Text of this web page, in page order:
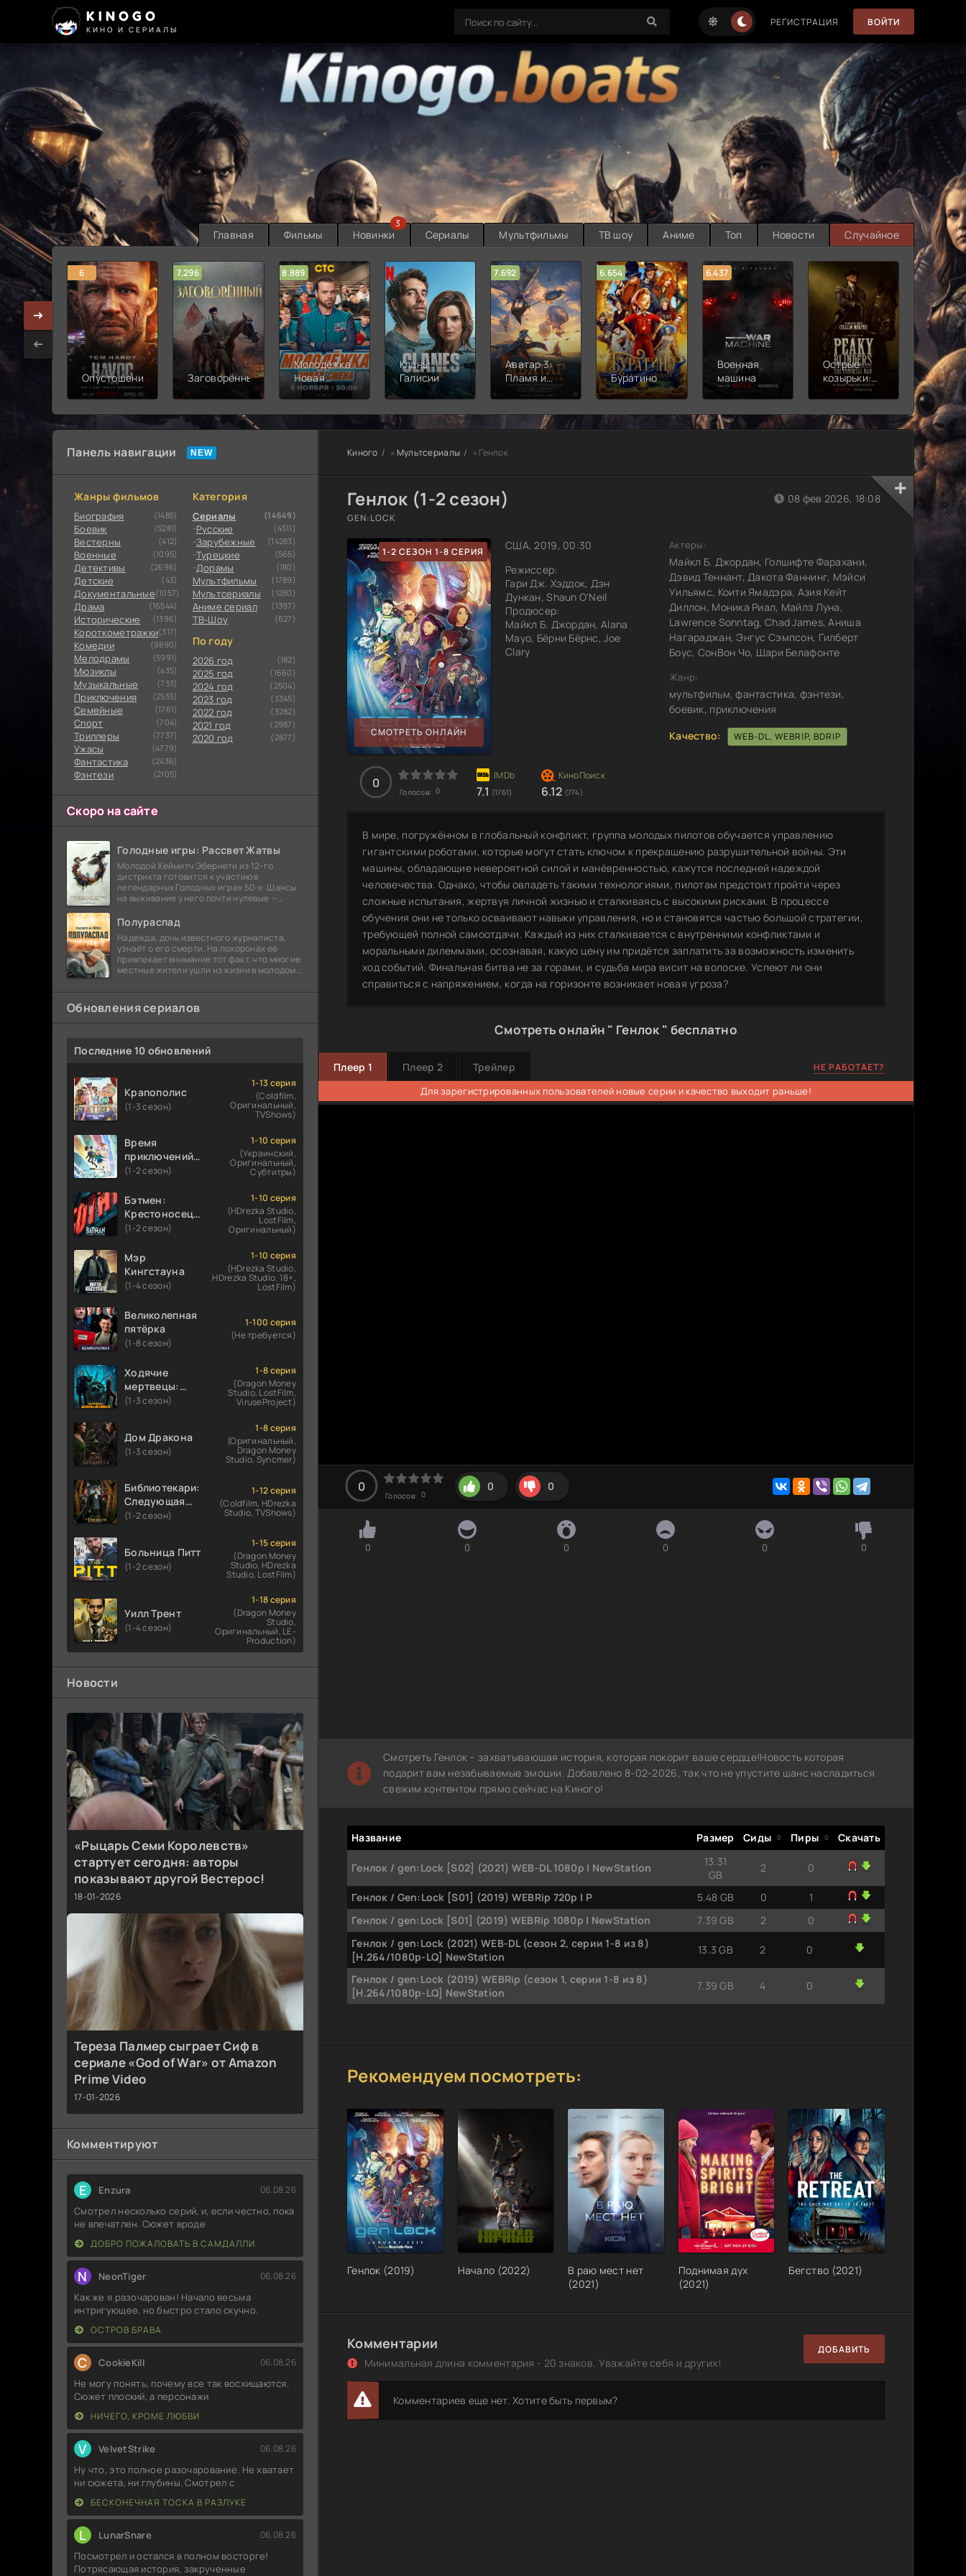
KINOGO
КИНО И СЕРИАЛЫ
РЕГИСТРАЦИЯ ВОЙТИ
Главная Фильмы Новинки
3
Сериалы Мультфильмы ТВ шоу Аниме Топ Новости Случайное
6
Опустошение
7.296
Заговорённый
8.889
Молодёжка:
Новая
смена
Кланы
Галисии
7.692
Аватар 3:
Пламя и
пепел
6.654
Буратино
6.437
Военная
машина
Острые
козырьки:
Бессмертный
7.187
2
Панель навигации
Жанры фильмов
Биография (1485)
Боевик (5281)
Вестерны (412)
Военные (1095)
Детективы (2696)
Детские (43)
Документальные(1057)
Драма (16544)
Исторические (1396)
Короткометражки(317)
Комедии (9890)
Мелодрамы (5991)
Мюзиклы (435)
Музыкальные (733)
Приключения (2535)
Семейные (1761)
Cпорт (704)
Триллеры (7737)
Ужасы (4779)
Фантастика (2436)
Фэнтези (2105)
Категория
Сериалы (14649)
Русские (4511)
Зарубежные (14283)
Турецкие (565)
Дорамы (180)
Мультфильмы (1789)
Мультсериалы (1280)
Аниме сериал (1397)
ТВ-Шоу (627)
По году
2026 год (182)
2025 год (1660)
2024 год (2504)
2023 год (3345)
2022 год (3282)
2021 год (2987)
2020 год (2877)
Скоро на сайте
Голодные игры: Рассвет Жатвы
Молодой Хеймитч Эбернети из 12-го
дистрикта готовится к участию в
легендарных Голодных играх 50-х. Шансы
на выживание у него почти нулевые —
победу еще сорок
Полураспад
Надежда, дочь известного журналиста,
узнаёт о его смерти. На похоронах её
привлекает внимание тот факт, что многие
местные жители ушли из жизни в молодом
бомбы
Обновления сериалов
Последние 10 обновлений
Крапополис
(1-3 сезон)
1-13 серия
(Coldfilm,
Оригинальный,
TVShows)
Время
приключений:
Фионна и Кейк
(1-2 сезон)
1-10 серия
(Украинский,
Оригинальный,
Субтитры)
Бэтмен:
Крестоносец в
плаще
(1-2 сезон)
1-10 серия
(HDrezka Studio,
LostFilm,
Оригинальный)
Мэр
Кингстауна
(1-4 сезон)
1-10 серия
(HDrezka Studio,
HDrezka Studio. 18+,
LostFilm)
Великолепная
пятёрка
(1-8 сезон)
1-100 серия
(Не требуется)
Ходячие
мертвецы:
Мертвый
(1-3 сезон)
1-8 серия
(Dragon Money
Studio, LostFilm,
ViruseProject)
Дом Дракона
(1-3 сезон)
1-8 серия
(Оригинальный,
Dragon Money
Studio, Syncmer)
Библиотекари:
Следующая
глава
(1-2 сезон)
1-12 серия
(Coldfilm, HDrezka
Studio, TVShows)
Больница Питт
(1-2 сезон)
1-15 серия
(Dragon Money
Studio, HDrezka
Studio, LostFilm)
Уилл Трент
(1-4 сезон)
1-18 серия
(Dragon Money
Studio,
Оригинальный, LE-
Production)
Новости
«Рыцарь Семи Королевств»
стартует сегодня: авторы
показывают другой Вестерос!
18-01-2026
Тереза Палмер сыграет Сиф в
сериале «God of War» от Amazon
Prime Video
17-01-2026
Комментируют
E Enzura 06.08.26
Смотрел несколько серий, и, если честно, пока
не впечатлен. Сюжет вроде
ДОБРО ПОЖАЛОВАТЬ В САМДАЛЛИ
N NeonTiger 06.08.26
Как же я разочарован! Начало весьма
интригующее, но быстро стало скучно.
ОСТРОВ БРАВА
C CookieKill 06.08.26
Не могу понять, почему все так восхищаются.
Сюжет плоский, а персонажи
НИЧЕГО, КРОМЕ ЛЮБВИ
V VelvetStrike 06.08.26
Ну что, это полное разочарование. Не хватает
ни сюжета, ни глубины. Смотрел с
БЕСКОНЕЧНАЯ ТОСКА В РАЗЛУКЕ
L LunarSnare 06.08.26
Посмотрел и остался в полном восторге!
Потрясающая история, закрученные
Киного » Мультсериалы » Генлок
Генлок (1-2 сезон)
GEN:LOCK
1-2 СЕЗОН 1-8 СЕРИЯ
СМОТРЕТЬ ОНЛАЙН
США, 2019, 00:30
Режиссер:
Гари Дж. Хэддок, Дэн
Дункан, Shaun O'Neil
Продюсер:
Майкл Б. Джордан, Alana
Mayo, Бёрни Бёрнс, Joe
Clary
08 фев 2026, 18:08
Актеры:
Майкл Б. Джордан, Голшифте Фарахани,
Дэвид Теннант, Дакота Фаннинг, Мэйси
Уильямс, Коити Ямадэра, Азия Кейт
Диллон, Моника Риал, Майлз Луна,
Lawrence Sonntag, Chad James, Аниша
Нагараджан, Энгус Сэмпсон, Гилберт
Боус, СонВон Чо, Шари Белафонте
Жанр:
мультфильм, фантастика, фэнтези,
боевик, приключения
Качество:
WEB-DL, WEBRIP, BDRIP
0
Голосов: 0 7.1 (1761) 6.12 (774)
В мире, погружённом в глобальный конфликт, группа молодых пилотов обучается управлению
гигантскими роботами, которые могут стать ключом к прекращению разрушительной войны. Эти
машины, обладающие невероятной силой и манёвренностью, кажутся последней надеждой
человечества. Однако, чтобы овладеть такими технологиями, пилотам предстоит пройти через
сложные испытания, жертвуя личной жизнью и сталкиваясь с высокими рисками. В процессе
обучения они не только осваивают навыки управления, но и становятся частью большой стратегии,
требующей полной самоотдачи. Каждый из них сталкивается с внутренними конфликтами и
моральными дилеммами, осознавая, какую цену им придётся заплатить за возможность изменить
ход событий. Финальная битва не за горами, и судьба мира висит на волоске. Успеют ли они
справиться с напряжением, когда на горизонте возникает новая угроза?
Смотреть онлайн " Генлок " бесплатно
Плеер 1 Плеер 2 Трейлер НЕ РАБОТАЕТ?
Для зарегистрированных пользователей новые серии и качество выходит раньше!
0
Голосов: 0
0 0
0 0 0 0 0 0
Смотреть Генлок – захватывающая история, которая покорит ваше сердце!Новость которая
подарит вам незабываемые эмоции. Добавлено 8-02-2026, так что не упустите шанс насладиться
свежим контентом прямо сейчас на Киного!
Название Размер Сиды Пиры Скачать
Генлок / gen:Lock [S02] (2021) WEB-DL 1080p | NewStation
13.31
GB
2 0
Генлок / Gen:Lock [S01] (2019) WEBRip 720p | P 5.48 GB 0
1
Генлок / gen:Lock [S01] (2019) WEBRip 1080p | NewStation
7.39 GB 2
0
Генлок / gen:Lock (2021) WEB-DL (сезон 2, серии 1-8 из 8)
[H.264/1080p-LQ] NewStation
13.3 GB 2 0
Генлок / gen:Lock (2019) WEBRip (сезон 1, серии 1-8 из 8)
[H.264/1080p-LQ] NewStation
7.39 GB 4 0
Рекомендуем посмотреть:
Генлок (2019) Начало (2022)
В раю мест нет
(2021)
Поднимая дух
(2021)
Бегство (2021)
Комментарии
Минимальная длина комментария - 20 знаков. Уважайте себя и других!
ДОБАВИТЬ
Комментариев еще нет. Хотите быть первым?